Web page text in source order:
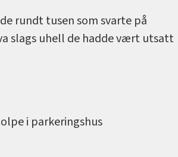
rundt tusen som svarte på
slags uhell de hadde vært utsatt
i parkeringshus